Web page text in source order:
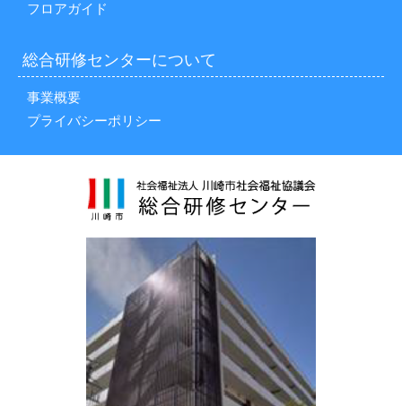
フロアガイド
総合研修センターについて
事業概要
プライバシーポリシー